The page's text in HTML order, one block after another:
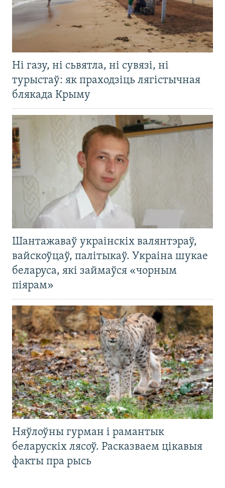
Ні газу, ні сьвятла, ні сувязі, ні
турыстаў: як праходзіць лягістычная
блякада Крыму
Шантажаваў украінскіх валянтэраў,
вайскоўцаў, палітыкаў. Украіна шукае
беларуса, які займаўся «чорным
піярам»
Няўлоўны гурман і рамантык
беларускіх лясоў. Расказваем цікавыя
факты пра рысь